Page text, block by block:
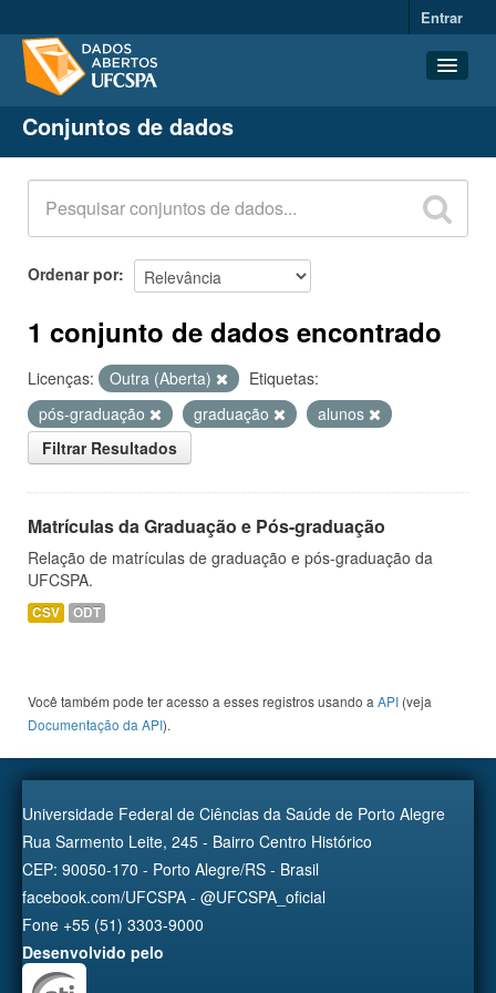
Entrar
Conjuntos de dados
Organizações
Grupos
Sobre
Conjuntos de dados
Ordenar por
1 conjunto de dados encontrado
Licenças: Outra (Aberta)
Etiquetas:
pós-graduação
graduação
alunos
Filtrar Resultados
Matrículas da Graduação e Pós-graduação
Relação de matrículas de graduação e pós-graduação da
UFCSPA.
CSV ODT
Você também pode ter acesso a esses registros usando a API (veja
Documentação da API).
Universidade Federal de Ciências da Saúde de Porto Alegre
Rua Sarmento Leite, 245 - Bairro Centro Histórico
CEP: 90050-170 - Porto Alegre/RS - Brasil
facebook.com/UFCSPA - @UFCSPA_oficial
Fone +55 (51) 3303-9000
Desenvolvido pelo